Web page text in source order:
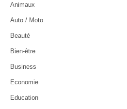
Animaux
Auto / Moto
Beauté
Bien-être
Business
Economie
Education